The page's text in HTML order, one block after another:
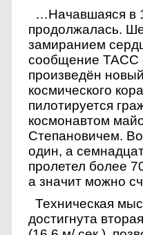
…Начавшаяся в
продолжалась.
замиранием
сообщение ТАСС
произведён
космического
пилотируется
космонавтом
Степановичем.
один, а
пролетел более
а значит можно
Техническая
достигнута